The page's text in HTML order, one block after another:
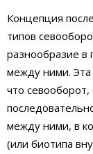
Концепция
типов
разнообразие в
между ними. Эта
что
между ними, в
(или биотипа